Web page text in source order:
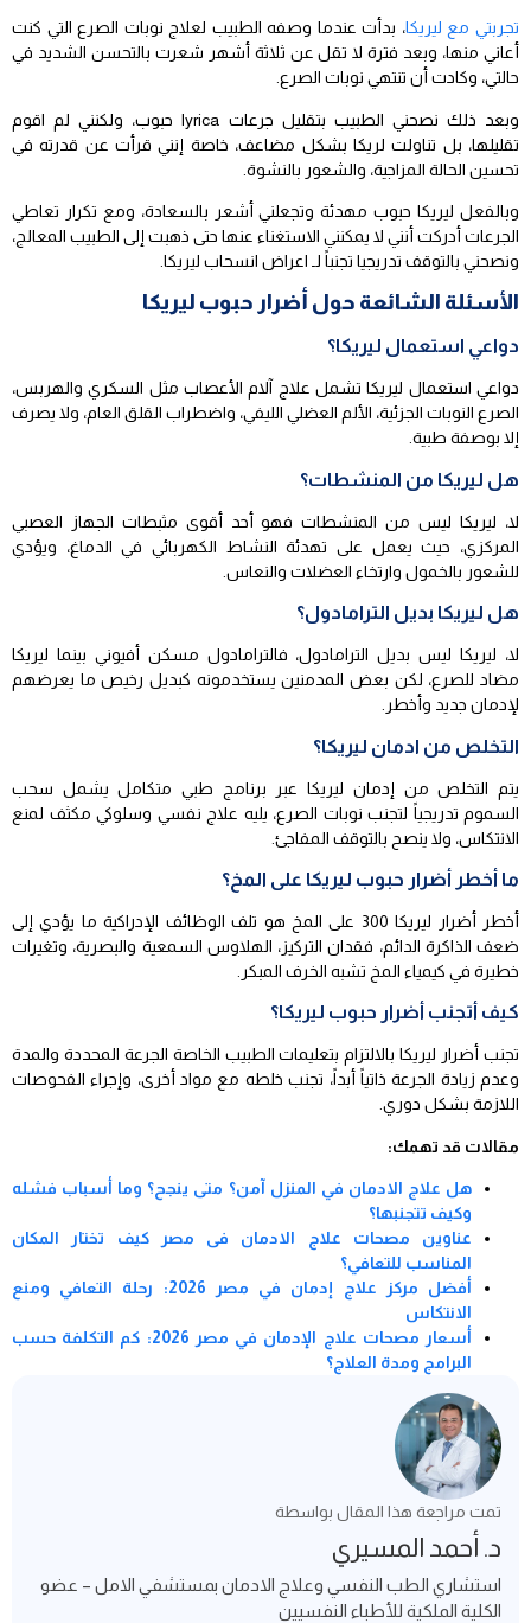
تجربتي مع ليريكا، بدأت عندما وصفه الطبيب لعلاج نوبات الصرع التي كنت
أعاني منها، وبعد فترة لا تقل عن ثلاثة أشهر شعرت بالتحسن الشديد في
حالتي، وكادت أن تنتهي نوبات الصرع.
وبعد ذلك نصحني الطبيب بتقليل جرعات lyrica حبوب، ولكنني لم اقوم
تقليلها، بل تناولت لريكا بشكل مضاعف، خاصة إنني قرأت عن قدرته في
تحسين الحالة المزاجية، والشعور بالنشوة.
وبالفعل ليريكا حبوب مهدئة وتجعلني أشعر بالسعادة، ومع تكرار تعاطي
الجرعات أدركت أنني لا يمكنني الاستغناء عنها حتى ذهبت إلى الطبيب المعالج،
ونصحني بالتوقف تدريجيا تجنباً لـ اعراض انسحاب ليريكا.
الأسئلة الشائعة حول أضرار حبوب ليريكا
دواعي استعمال ليريكا؟
دواعي استعمال ليريكا تشمل علاج آلام الأعصاب مثل السكري والهربس،
الصرع النوبات الجزئية، الألم العضلي الليفي، واضطراب القلق العام، ولا يصرف
إلا بوصفة طبية.
هل ليريكا من المنشطات؟
لا، ليريكا ليس من المنشطات فهو أحد أقوى مثبطات الجهاز العصبي
المركزي، حيث يعمل على تهدئة النشاط الكهربائي في الدماغ، ويؤدي
للشعور بالخمول وارتخاء العضلات والنعاس.
هل ليريكا بديل الترامادول؟
لا، ليريكا ليس بديل الترامادول، فالترامادول مسكن أفيوني بينما ليريكا
مضاد للصرع، لكن بعض المدمنين يستخدمونه كبديل رخيص ما يعرضهم
لإدمان جديد وأخطر.
التخلص من ادمان ليريكا؟
يتم التخلص من إدمان ليريكا عبر برنامج طبي متكامل يشمل سحب
السموم تدريجياً لتجنب نوبات الصرع، يليه علاج نفسي وسلوكي مكثف لمنع
الانتكاس، ولا ينصح بالتوقف المفاجئ.
ما أخطر أضرار حبوب ليريكا على المخ؟
أخطر أضرار ليريكا 300 على المخ هو تلف الوظائف الإدراكية ما يؤدي إلى
ضعف الذاكرة الدائم، فقدان التركيز، الهلاوس السمعية والبصرية، وتغيرات
خطيرة في كيمياء المخ تشبه الخرف المبكر.
كيف أتجنب أضرار حبوب ليريكا؟
تجنب أضرار ليريكا بالالتزام بتعليمات الطبيب الخاصة الجرعة المحددة والمدة
وعدم زيادة الجرعة ذاتياً أبداً، تجنب خلطه مع مواد أخرى، وإجراء الفحوصات
اللازمة بشكل دوري.
مقالات قد تهمك:
هل علاج الادمان في المنزل آمن؟ متى ينجح؟ وما أسباب فشله
وكيف تتجنبها؟
عناوين مصحات علاج الادمان فى مصر كيف تختار المكان
المناسب للتعافي؟
أفضل مركز علاج إدمان في مصر 2026: رحلة التعافي ومنع
الانتكاس
أسعار مصحات علاج الإدمان في مصر 2026: كم التكلفة حسب
البرامج ومدة العلاج؟
تمت مراجعة هذا المقال بواسطة
د. أحمد المسيري
استشاري الطب النفسي وعلاج الادمان بمستشفي الامل – عضو
الكلية الملكية للأطباء النفسيين​